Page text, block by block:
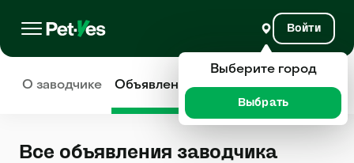
Войти
О заводчике Объявления Отзывы
Все объявления заводчика
Выберите город
Выбрать